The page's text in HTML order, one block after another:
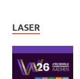
LASER